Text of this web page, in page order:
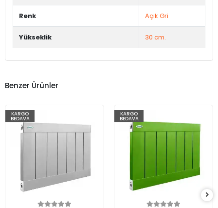
Renk Açık Gri
Yükseklik 30 cm.
Benzer Ürünler
KARGO
BEDAVA
KARGO
BEDAVA